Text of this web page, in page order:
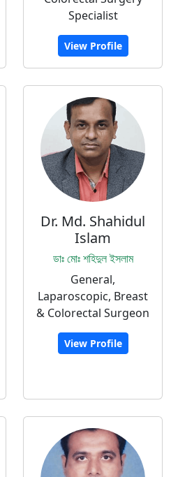
Specialist
View Profile
Dr. Md. Shahidul
Islam
ডাঃ মোঃ শহিদুল ইসলাম
General,
Laparoscopic, Breast
& Colorectal Surgeon
View Profile